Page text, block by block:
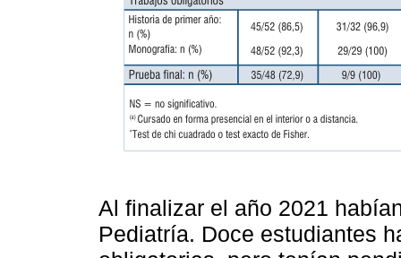
Al finalizar el año 2021
Pediatría. Doce estudiantes